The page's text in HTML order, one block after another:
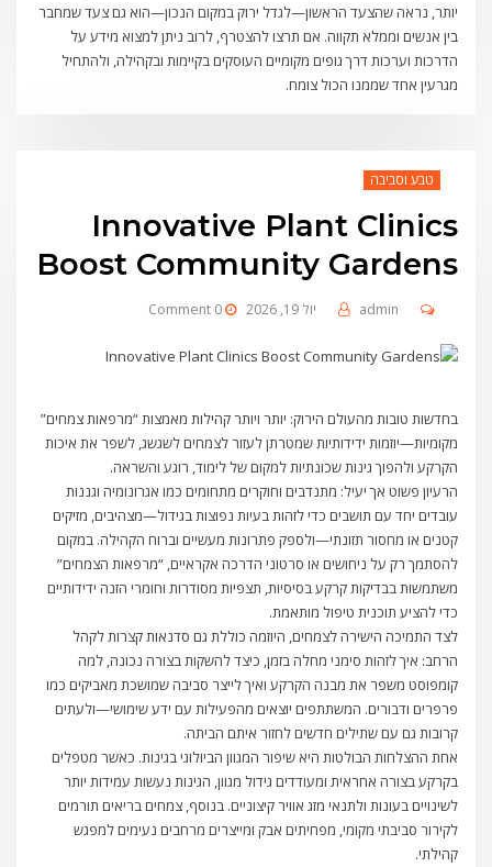
יותר, נראה שהצעד הראשון—לגדל ירוק במקום הנכון—הוא גם צעד שמחבר
בין אנשים וממלא תקווה. אם תרצו להצטרף, לרוב ניתן למצוא מידע על
הדרכות וערכות דרך גופים מקומיים העוסקים בקיימות ובקהילה, ולהתחיל
מגרעין אחד שממנו הכול צומח.
טבע וסביבה
Innovative Plant Clinics
Boost Community Gardens
יול 19, 2026 admin
0 Comment
בחדשות טובות מהעולם הירוק: יותר ויותר קהילות מאמצות “מרפאות צמחים”
מקומיות—יוזמות ידידותיות שמטרתן לעזור לצמחים לשגשג, לשפר את איכות
הקרקע ולהפוך גינות שכונתיות למקום של לימוד, רוגע והשראה.
הרעיון פשוט אך יעיל: מתנדבים וחוקרים מתחומים כמו אגרונומיה וגננות
עובדים יחד עם תושבים כדי לזהות בעיות נפוצות בגידול—מצהיבים, מזיקים
קטנים או מחסור תזונתי—ולספק פתרונות מעשיים וברוח הקהילה. במקום
להסתמך רק על ניחושים או סרטוני הדרכה אקראיים, “מרפאות הצמחים”
משתמשות בבדיקות קרקע בסיסיות, תצפיות מסודרות וחומרי הזנה ידידותיים
כדי להציע תוכנית טיפול מותאמת.
לצד התמיכה הישירה לצמחים, היוזמה כוללת גם סדנאות קצרות לקהל
הרחב: איך לזהות סימני מחלה בזמן, כיצד להשקות בצורה נכונה, למה
קומפוסט משפר את מבנה הקרקע ואיך לייצר סביבה שמושכת מאביקים כמו
פרפרים ודבורים. המשתתפים יוצאים מהפעילות עם ידע שימושי—ולעתים
קרובות גם עם שתילים חדשים לחזור איתם הביתה.
אחת ההצלחות הבולטות היא שיפור המגוון הביולוגי בגינות. כאשר מטפלים
בקרקע בצורה אחראית ומעודדים גידול מגוון, הגינות נעשות עמידות יותר
לשינויים בעונות ולתנאי מזג אוויר קיצוניים. בנוסף, צמחים בריאים תורמים
לקירור סביבתי מקומי, מפחיתים אבק ומייצרים מרחבים נעימים למפגש
קהילתי.